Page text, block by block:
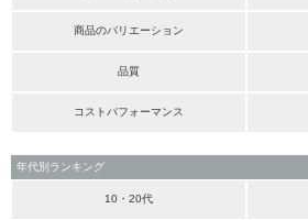
商品のバリエーション
品質
コストパフォーマンス
年代別ランキング
10・20代